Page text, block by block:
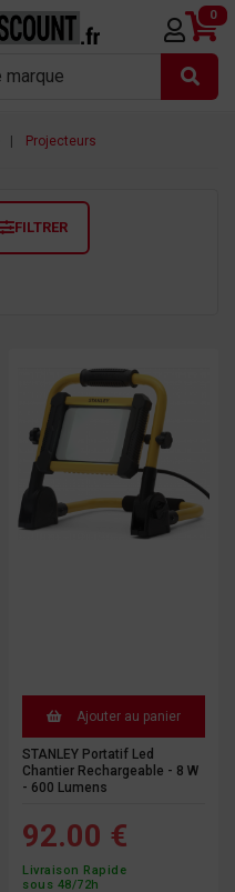
0
Projecteurs
FILTRER
Ajouter au panier
STANLEY Portatif Led
Chantier Rechargeable - 8 W
- 600 Lumens
92.00 €
Livraison Rapide
sous 48/72h